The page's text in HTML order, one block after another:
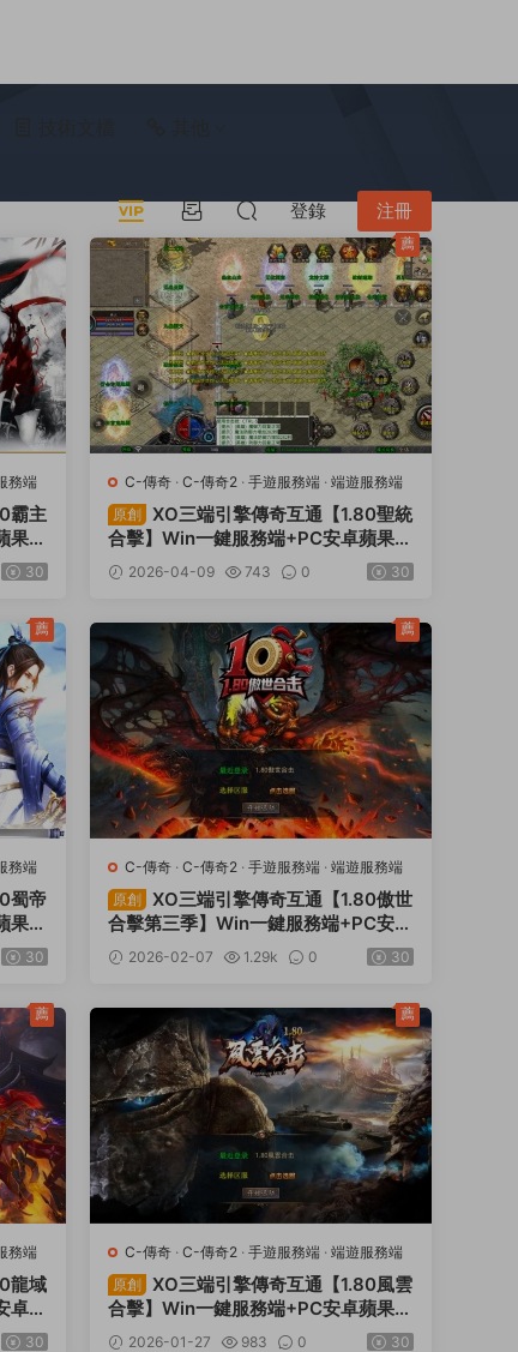
登錄 注冊
務端
霸主
果三
30
C-傳奇 · C-傳奇2 · 手遊服務端 · 端遊服務端
原創
XO三端引擎傳奇互通【1.80聖統
合擊】Win一鍵服務端+PC安卓蘋果三
端+加密工具+視頻架設教程
2026-04-09 743 0 30
薦
務端
蜀帝
果三
30
薦
C-傳奇 · C-傳奇2 · 手遊服務端 · 端遊服務端
原創
XO三端引擎傳奇互通【1.80傲世
合擊第三季】Win一鍵服務端+PC安卓
蘋果三端+加密工具+視頻架設教程
2026-02-07 1.29k 0 30
薦
務端
龍域
卓蘋
30
薦
C-傳奇 · C-傳奇2 · 手遊服務端 · 端遊服務端
原創
XO三端引擎傳奇互通【1.80風雲
合擊】Win一鍵服務端+PC安卓蘋果三
端+加密工具+視頻架設教程
2026-01-27 983 0 30
薦